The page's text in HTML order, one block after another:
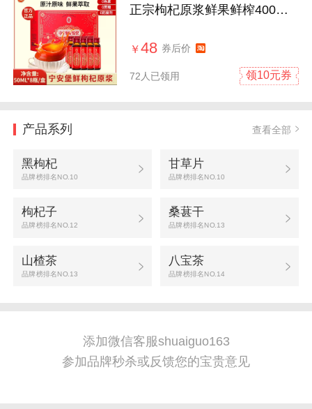
正宗枸杞原浆鲜果鲜榨400ml
￥48 券后价
72人已领用 领10元券
产品系列 查看全部
黑枸杞
品牌榜排名NO.10
甘草片
品牌榜排名NO.10
枸杞子
品牌榜排名NO.12
桑葚干
品牌榜排名NO.13
山楂茶
品牌榜排名NO.13
八宝茶
品牌榜排名NO.14
添加微信客服shuaiguo163
参加品牌秒杀或反馈您的宝贵意见